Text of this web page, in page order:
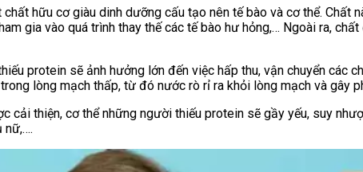
hữu cơ giàu dinh dưỡng cấu tạo nên tế bào và cơ thể.
gia vào quá trình thay thế các tế bào hư hỏng,… Ngoài ra,
protein sẽ ảnh hưởng lớn đến việc hấp thu, vận chuyển các
lòng mạch thấp, từ đó nước rò rỉ ra khỏi lòng mạch và gây
cải thiện, cơ thể những người thiếu protein sẽ gầy yếu, suy
nữ,….